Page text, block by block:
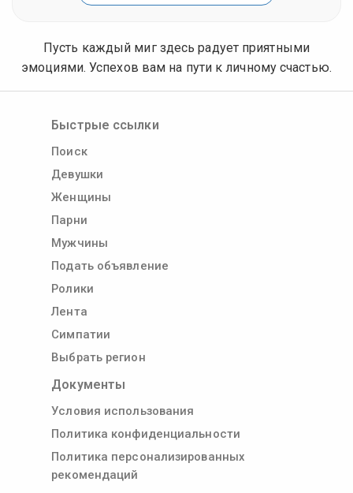
Пусть каждый миг здесь радует приятными
эмоциями. Успехов вам на пути к личному счастью.
Быстрые ссылки
Поиск
Девушки
Женщины
Парни
Мужчины
Подать объявление
Ролики
Лента
Симпатии
Выбрать регион
Документы
Условия использования
Политика конфиденциальности
Политика персонализированных
рекомендаций